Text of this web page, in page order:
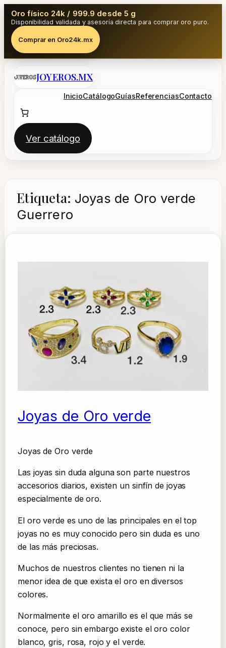
Oro físico 24k / 999.9 desde 5 g
Disponibilidad validada y asesoría directa para comprar oro puro.
Comprar en Oro24k.mx
Saltar
JOYEROS.MX
InicioCatálogoGuíasReferenciasContacto
Ver catálogo
Etiqueta: Joyas de Oro verde
Guerrero
Joyas de Oro verde
Joyas de Oro verde
Las joyas sin duda alguna son parte nuestros
accesorios diarios, existen un sinfín de joyas
especialmente de oro.
El oro verde es uno de las principales en el top
joyas no es muy conocido pero sin duda es uno
de las más preciosas.
Muchos de nuestros clientes no tienen ni la
menor idea de que exista el oro en diversos
colores.
Normalmente el oro amarillo es el que más se
conoce, pero sin embargo existe el oro color
blanco, gris, rosa, rojo y el verde.